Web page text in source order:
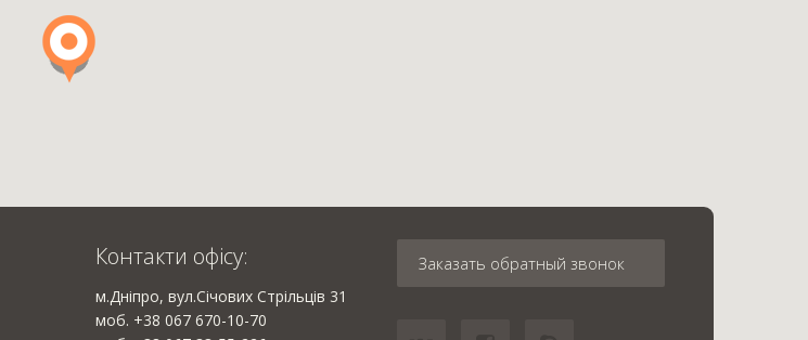
Контакти офісу:
м.Дніпро, вул.Січових Стрільців 31
моб. +38 067 670-10-70
Заказать обратный звонок